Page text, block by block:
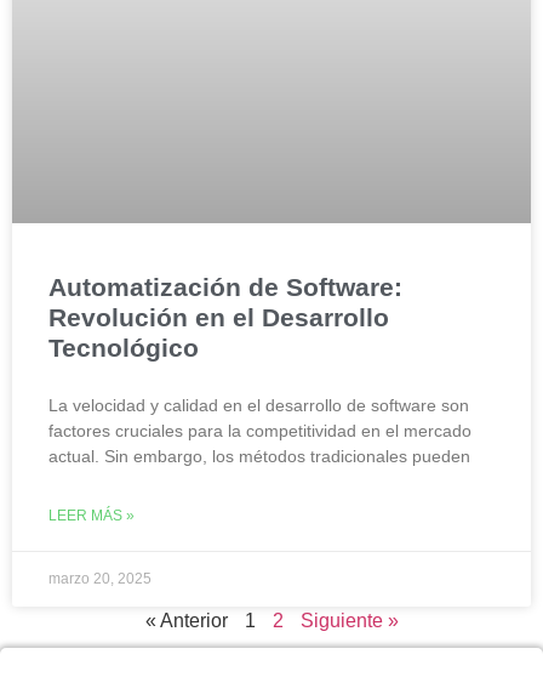
Automatización de Software:
Revolución en el Desarrollo
Tecnológico
La velocidad y calidad en el desarrollo de software son
factores cruciales para la competitividad en el mercado
actual. Sin embargo, los métodos tradicionales pueden
LEER MÁS »
marzo 20, 2025
« Anterior 1 2 Siguiente »